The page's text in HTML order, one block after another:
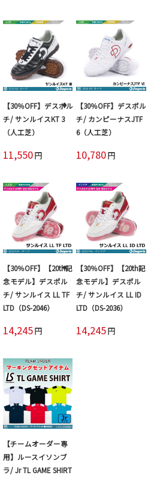
【30％OFF】デスポル
チ/ サンルイスKT 3
（人工芝）
11,550円
【30％OFF】デスポル
チ/ カンピーナスJTF
6（人工芝）
10,780円
【30％OFF】【20th記
念モデル】デスポル
チ/ サンルイス LL TF
LTD（DS-2046）
14,245円
【30％OFF】【20th記
念モデル】デスポル
チ/ サンルイス LL ID
LTD（DS-2036）
14,245円
【チームオーダー専
用】ルースイソンブ
ラ/ Jr TL GAME SHIRT